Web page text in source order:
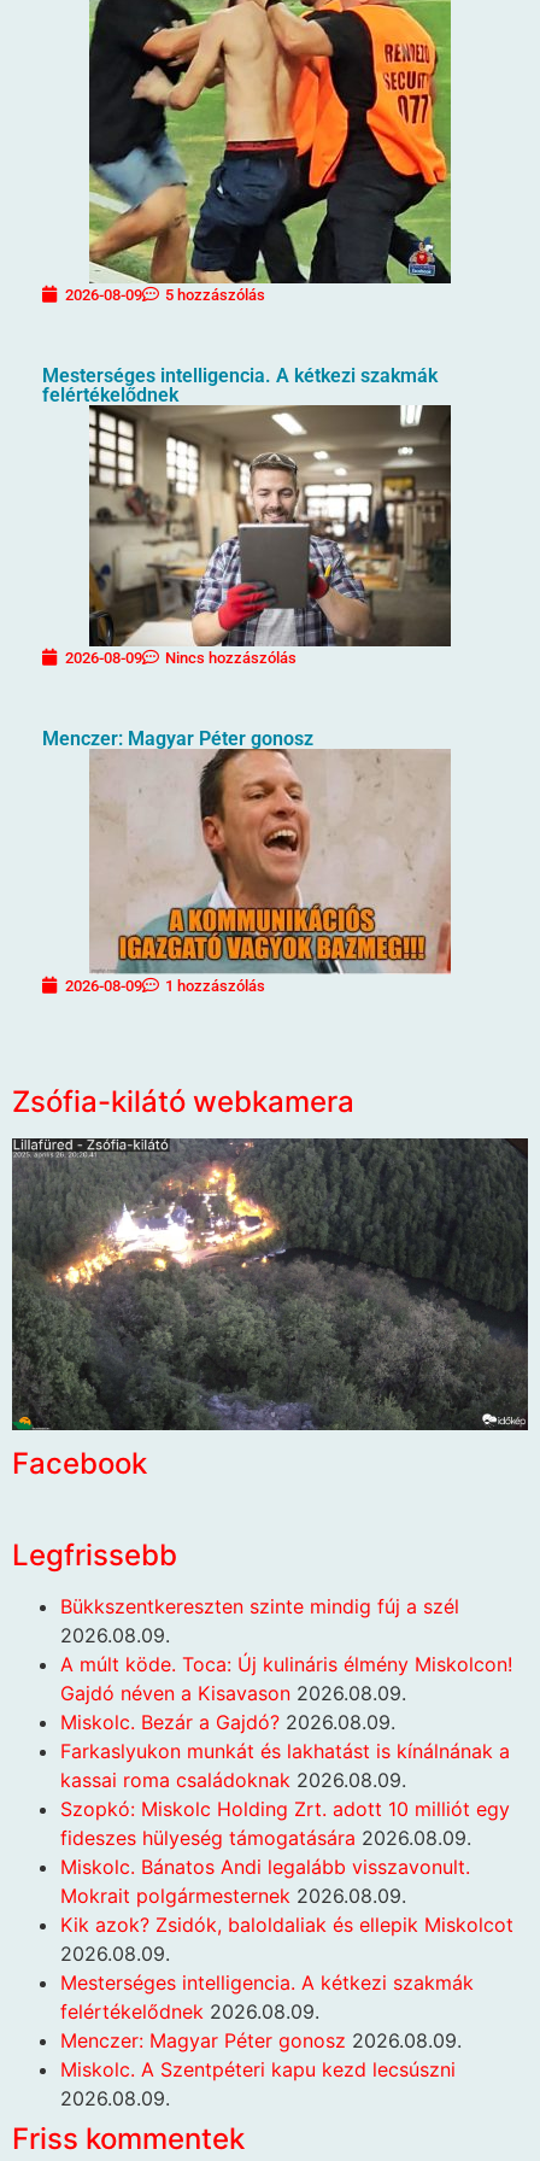
2026-08-09 5 hozzászólás
Mesterséges intelligencia. A kétkezi szakmák
felértékelődnek
2026-08-09 Nincs hozzászólás
Menczer: Magyar Péter gonosz
2026-08-09 1 hozzászólás
Zsófia-kilátó webkamera
Facebook
Legfrissebb
Bükkszentkereszten szinte mindig fúj a szél
2026.08.09.
A múlt köde. Toca: Új kulináris élmény Miskolcon!
Gajdó néven a Kisavason 2026.08.09.
Miskolc. Bezár a Gajdó? 2026.08.09.
Farkaslyukon munkát és lakhatást is kínálnának a
kassai roma családoknak 2026.08.09.
Szopkó: Miskolc Holding Zrt. adott 10 milliót egy
fideszes hülyeség támogatására 2026.08.09.
Miskolc. Bánatos Andi legalább visszavonult.
Mokrait polgármesternek 2026.08.09.
Kik azok? Zsidók, baloldaliak és ellepik Miskolcot
2026.08.09.
Mesterséges intelligencia. A kétkezi szakmák
felértékelődnek 2026.08.09.
Menczer: Magyar Péter gonosz 2026.08.09.
Miskolc. A Szentpéteri kapu kezd lecsúszni
2026.08.09.
Friss kommentek